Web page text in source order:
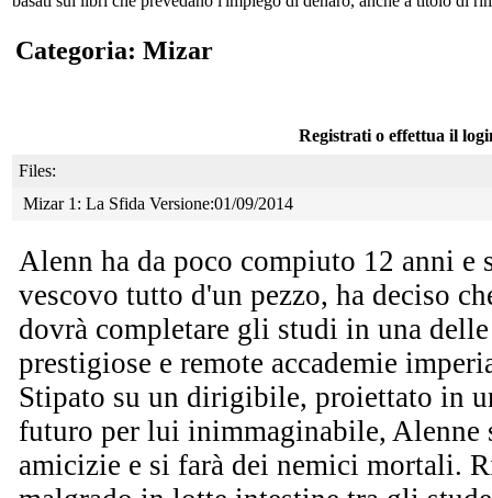
Categoria: Mizar
Registrati o effettua il
Files:
Mizar 1: La Sfida Versione:01/09/2014
Alenn ha da poco compiuto 12 anni e
vescovo tutto d'un pezzo, ha deciso
dovrà completare gli studi in una
prestigiose e remote accademie
Stipato su un dirigibile, proiettato in
futuro per lui inimmaginabile, Alenne
amicizie e si farà dei nemici mortali.